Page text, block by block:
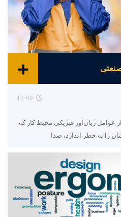
13:09
زیان‌آور فیزیکی محیط کار که
به خطر اندازد، صدا